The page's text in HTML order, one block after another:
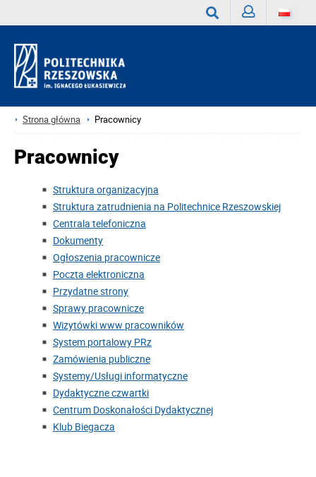
Strona główna Pracownicy
Pracownicy
Struktura organizacyjna
Struktura zatrudnienia na Politechnice Rzeszowskiej
Centrala telefoniczna
Dokumenty
Ogłoszenia pracownicze
Poczta elektroniczna
Przydatne strony
Sprawy pracownicze
Wizytówki www pracowników
System portalowy PRz
Zamówienia publiczne
Systemy/Usługi informatyczne
Dydaktyczne czwartki
Centrum Doskonałości Dydaktycznej
Klub Biegacza